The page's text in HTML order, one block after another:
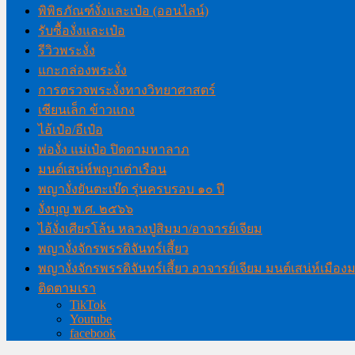
พิพิธภัณฑ์งั่งและเป๋อ (ออนไลน์)
รับซื้องั่งและเป๋อ
รีวิวพระงั่ง
แกะกล่องพระงั่ง
การตรวจพระงั่งทางวิทยาศาสตร์
เซียนเล็ก ข้าวแกง
ไอ้เป๋อ/อีเป๋อ
พ่องั่ง แม่เป๋อ ปิดตามหาลาภ
มนต์เสน่ห์พญาเต่าเรือน
พญางั่งยันตะเบ๊ด รุ่นครบรอบ ๑๐ ปี
งั่งบุญ พ.ศ. ๒๕๖๖
ไอ้งั่งเศียรโล้น หลวงปู่สิมมา/อาจารย์เจียม
พญางั่งจักรพรรดิจันทร์เสี้ยว
พญางั่งจักรพรรดิจันทร์เสี้ยว อาจารย์เจียม มนต์เสน่ห์เมือง
ติดตามเรา
TikTok
Youtube
facebook